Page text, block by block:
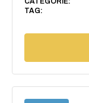
TAG: